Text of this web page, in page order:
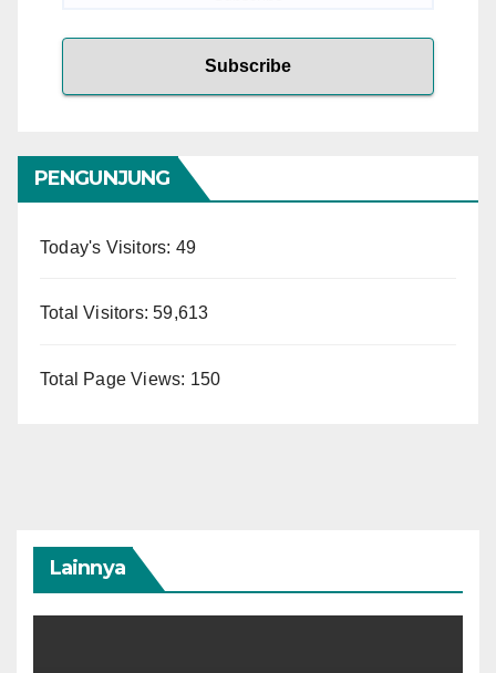
PENGUNJUNG
Today's Visitors: 49
Total Visitors:59,613
Total Page Views: 150
Lainnya